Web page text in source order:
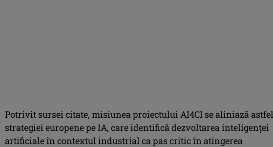
Potrivit sursei citate, misiunea proiectului AI4CI se aliniază astfel
strategiei europene pe IA, care identifică dezvoltarea inteligenţei
artificiale în contextul industrial ca pas critic în atingerea